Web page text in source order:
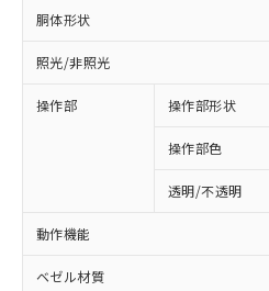
胴体形状
照光/非照光
操作部 操作部形状
操作部色
透明/不透明
動作機能
ベゼル材質